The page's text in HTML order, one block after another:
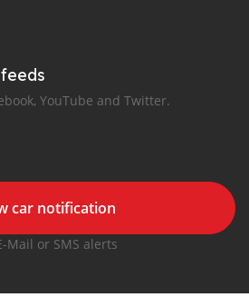
YouTube and Twitter.
car notification
Mail or SMS alerts